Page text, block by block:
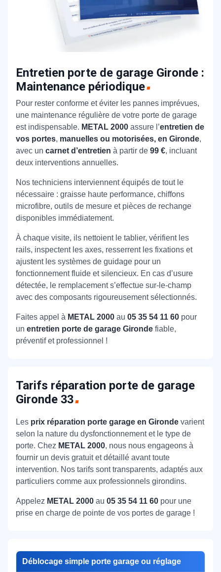
Entretien porte de garage Gironde :
Maintenance périodique
Pour rester conforme et éviter les pannes imprévues,
une maintenance régulière de votre porte de garage
est indispensable. METAL 2000 assure l’entretien de
vos portes, manuelles ou motorisées, en Gironde,
avec un carnet d’entretien à partir de 99 €, incluant
deux interventions annuelles.
Nos techniciens interviennent équipés de tout le
nécessaire : graisse haute performance, chiffons
microfibre, outils de mesure et pièces de rechange
disponibles immédiatement.
À chaque visite, ils nettoient le tablier, vérifient les
rails, inspectent les axes, resserrent les fixations et
ajustent les systèmes de guidage pour un
fonctionnement fluide et silencieux. En cas d’usure
détectée, le remplacement s’effectue sur-le-champ
avec des composants rigoureusement sélectionnés.
Faites appel à METAL 2000 au 05 35 54 11 60 pour
un entretien porte de garage Gironde fiable,
préventif et professionnel !
Tarifs réparation porte de garage
Gironde 33
Les prix réparation porte garage en Gironde varient
selon la nature du dysfonctionnement et le type de
porte. Chez METAL 2000, nous nous engageons à
fournir un devis gratuit et détaillé avant toute
intervention. Nos tarifs sont transparents, adaptés aux
particuliers comme aux professionnels girondins.
Appelez METAL 2000 au 05 35 54 11 60 pour une
prise en charge de pointe de vos portes de garage !
Déblocage simple porte garage ou réglage